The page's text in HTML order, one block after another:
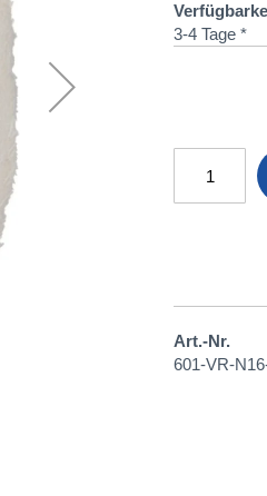
3-4 Tage *
Art.-Nr.
601-VR-